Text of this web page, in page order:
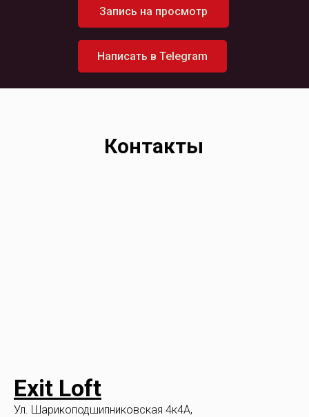
Написать в Telegram
Запись на просмотр
Exit Loft
Ул. Шарикоподшипниковская 4к4A,
Контакты